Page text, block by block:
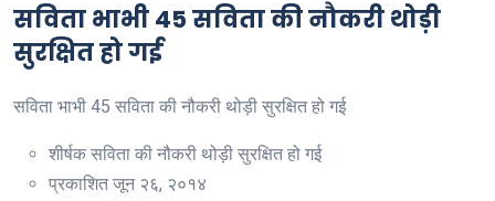
सविता भाभी 45 सविता की नौकरी थोड़ी
सुरक्षित हो गई
सविता भाभी 45 सविता की नौकरी थोड़ी सुरक्षित हो गई
शीर्षक सविता की नौकरी थोड़ी सुरक्षित हो गई
प्रकाशित जून २६, २०१४